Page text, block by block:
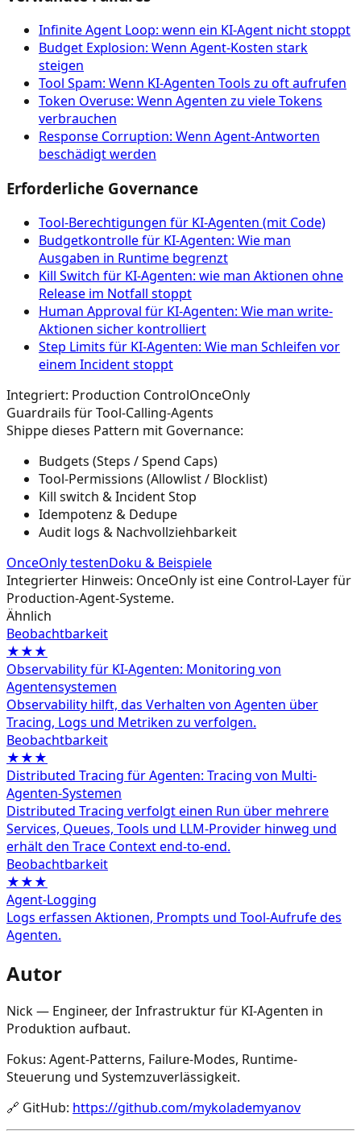
Infinite Agent Loop: wenn ein KI-Agent nicht stoppt
Budget Explosion: Wenn Agent-Kosten stark
steigen
Tool Spam: Wenn KI-Agenten Tools zu oft aufrufen
Token Overuse: Wenn Agenten zu viele Tokens
verbrauchen
Response Corruption: Wenn Agent-Antworten
beschädigt werden
Erforderliche Governance
Tool‑Berechtigungen für KI‑Agenten (mit Code)
Budgetkontrolle für KI-Agenten: Wie man
Ausgaben in Runtime begrenzt
Kill Switch für KI-Agenten: wie man Aktionen ohne
Release im Notfall stoppt
Human Approval für KI-Agenten: Wie man write-
Aktionen sicher kontrolliert
Step Limits für KI-Agenten: Wie man Schleifen vor
einem Incident stoppt
Integriert: Production ControlOnceOnly
Guardrails für Tool-Calling-Agents
Shippe dieses Pattern mit Governance:
Budgets (Steps / Spend Caps)
Tool-Permissions (Allowlist / Blocklist)
Kill switch & Incident Stop
Idempotenz & Dedupe
Audit logs & Nachvollziehbarkeit
OnceOnly testenDoku & Beispiele
Integrierter Hinweis: OnceOnly ist eine Control-Layer für
Production-Agent-Systeme.
Ähnlich
Beobachtbarkeit
★★★
Observability für KI-Agenten: Monitoring von
Agentensystemen
Observability hilft, das Verhalten von Agenten über
Tracing, Logs und Metriken zu verfolgen.
Beobachtbarkeit
★★★
Distributed Tracing für Agenten: Tracing von Multi-
Agenten-Systemen
Distributed Tracing verfolgt einen Run über mehrere
Services, Queues, Tools und LLM-Provider hinweg und
erhält den Trace Context end-to-end.
Beobachtbarkeit
★★★
Agent-Logging
Logs erfassen Aktionen, Prompts und Tool-Aufrufe des
Agenten.
Autor
Nick — Engineer, der Infrastruktur für KI-Agenten in
Produktion aufbaut.
Fokus: Agent-Patterns, Failure-Modes, Runtime-
Steuerung und Systemzuverlässigkeit.
🔗 GitHub: https://github.com/mykolademyanov